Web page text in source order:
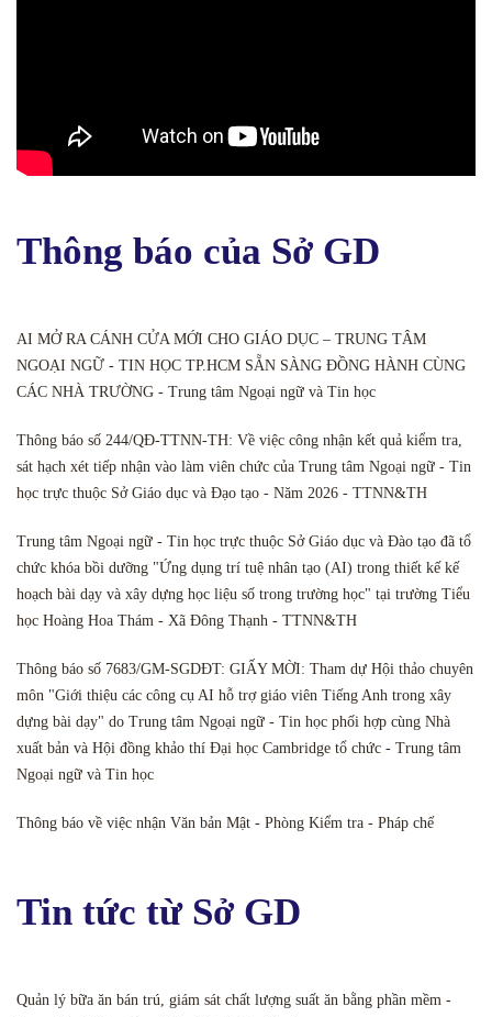
Thông báo của Sở GD
AI MỞ RA CÁNH CỬA MỚI CHO GIÁO DỤC – TRUNG TÂM
NGOẠI NGỮ - TIN HỌC TP.HCM SẴN SÀNG ĐỒNG HÀNH CÙNG
CÁC NHÀ TRƯỜNG - Trung tâm Ngoại ngữ và Tin học
Thông báo số 244/QĐ-TTNN-TH: Về việc công nhận kết quả kiểm tra,
sát hạch xét tiếp nhận vào làm viên chức của Trung tâm Ngoại ngữ - Tin
học trực thuộc Sở Giáo dục và Đạo tạo - Năm 2026 - TTNN&TH
Trung tâm Ngoại ngữ - Tin học trực thuộc Sở Giáo dục và Đào tạo đã tổ
chức khóa bồi dưỡng "Ứng dụng trí tuệ nhân tạo (AI) trong thiết kế kế
hoạch bài dạy và xây dựng học liệu số trong trường học" tại trường Tiểu
học Hoàng Hoa Thám - Xã Đông Thạnh - TTNN&TH
Thông báo số 7683/GM-SGDĐT: GIẤY MỜI: Tham dự Hội thảo chuyên
môn "Giới thiệu các công cụ AI hỗ trợ giáo viên Tiếng Anh trong xây
dựng bài dạy" do Trung tâm Ngoại ngữ - Tin học phối hợp cùng Nhà
xuất bản và Hội đồng khảo thí Đại học Cambridge tổ chức - Trung tâm
Ngoại ngữ và Tin học
Thông báo về việc nhận Văn bản Mật - Phòng Kiểm tra - Pháp chế
Tin tức từ Sở GD
Quản lý bữa ăn bán trú, giám sát chất lượng suất ăn bằng phần mềm -